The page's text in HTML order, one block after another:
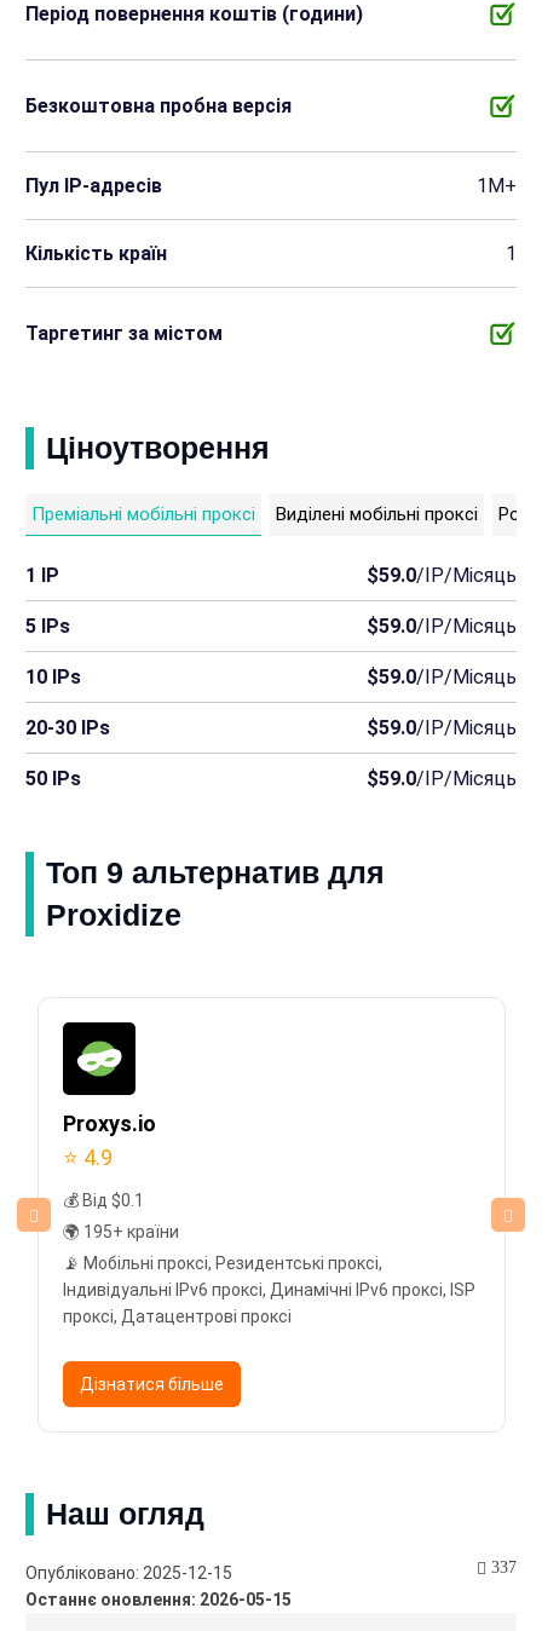
Період повернення коштів (години)
Безкоштовна пробна версія
Пул IP-адресів 1M+
Кількість країн 1
Таргетинг за містом
Ціноутворення
Преміальні мобільні проксі Виділені мобільні проксі
1 IP $59.0/IP/Місяць
5 IPs $59.0/IP/Місяць
10 IPs $59.0/IP/Місяць
20-30 IPs $59.0/IP/Місяць
50 IPs $59.0/IP/Місяць
Топ 9 альтернатив для
Proxidize
Proxys.io
⭐ 4.9
💰 Від $0.1
🌍 195+ країни
📡 Мобільні проксі, Резидентські проксі,
Індивідуальні IPv6 проксі, Динамічні IPv6 проксі, ISP
проксі, Датацентрові проксі
Дізнатися більше
Наш огляд
Опубліковано: 2025-12-15
Останнє оновлення: 2026-05-15
337